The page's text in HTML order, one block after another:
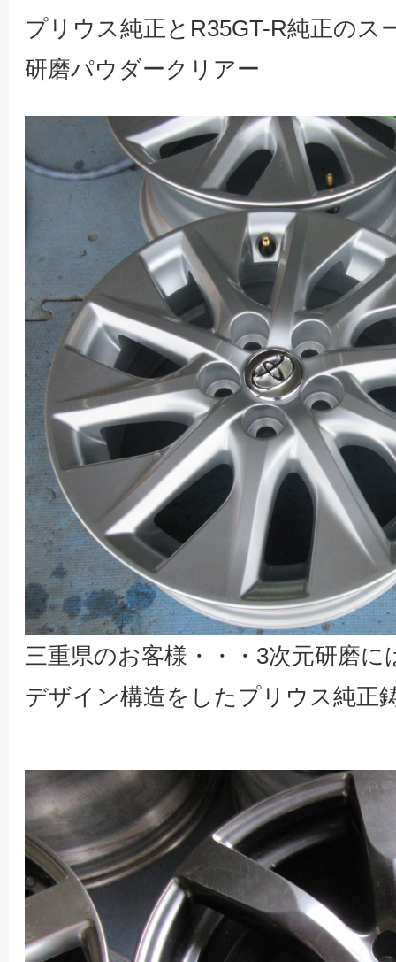
プリウス純正とR35GT-R純正のス
研磨パウダークリアー
三重県のお客様・・・3次元研磨
デザイン構造をしたプリウス純正